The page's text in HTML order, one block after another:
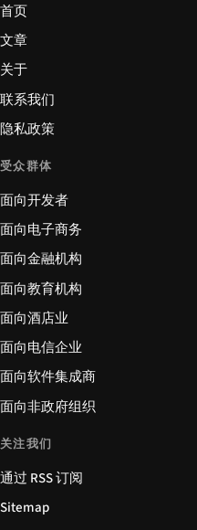
首页
文章
关于
联系我们
隐私政策
受众群体
面向开发者
面向电子商务
面向金融机构
面向教育机构
面向酒店业
面向电信企业
面向软件集成商
面向非政府组织
关注我们
通过 RSS 订阅
Sitemap